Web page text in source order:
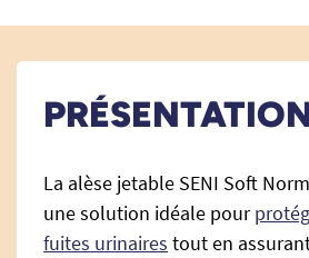
La alèse jetable SENI Soft
une solution idéale pour
fuites urinaires tout en